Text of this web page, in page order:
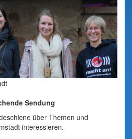
Sendung
über Themen und
interessieren.